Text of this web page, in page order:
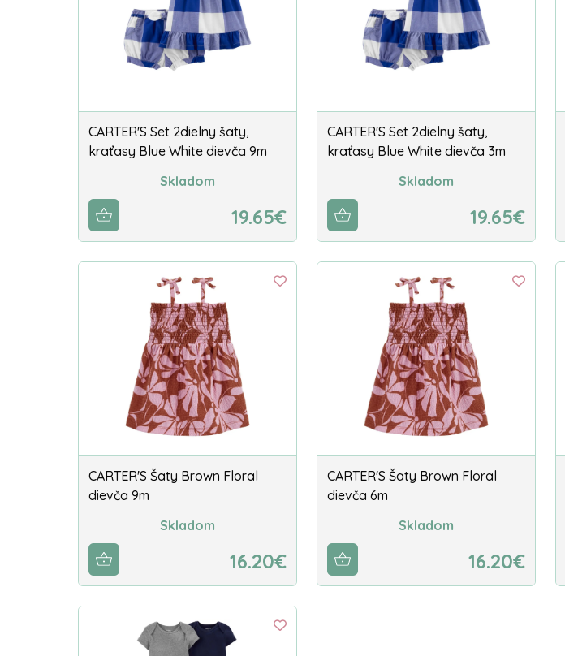
CARTER'S Set 2dielny šaty,
kraťasy Blue White dievča 9m
Skladom
19.65€
CARTER'S Set 2dielny šaty,
kraťasy Blue White dievča 3m
Skladom
19.65€
CARTER'S Šaty Brown Floral
dievča 9m
Skladom
16.20€
CARTER'S Šaty Brown Floral
dievča 6m
Skladom
16.20€